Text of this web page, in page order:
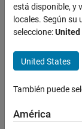
está disponible, y
locales. Según
seleccione:
United States
También puede
América